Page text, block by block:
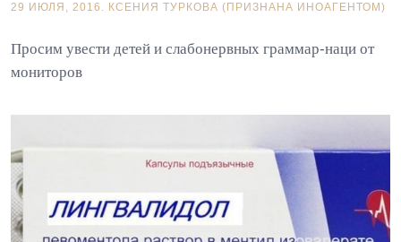
29 ИЮЛЯ, 2016. КСЕНИЯ ТУРКОВА (ПРИЗНАНА ИНОАГЕНТОМ)
Просим увести детей и слабонервных граммар-наци от
мониторов